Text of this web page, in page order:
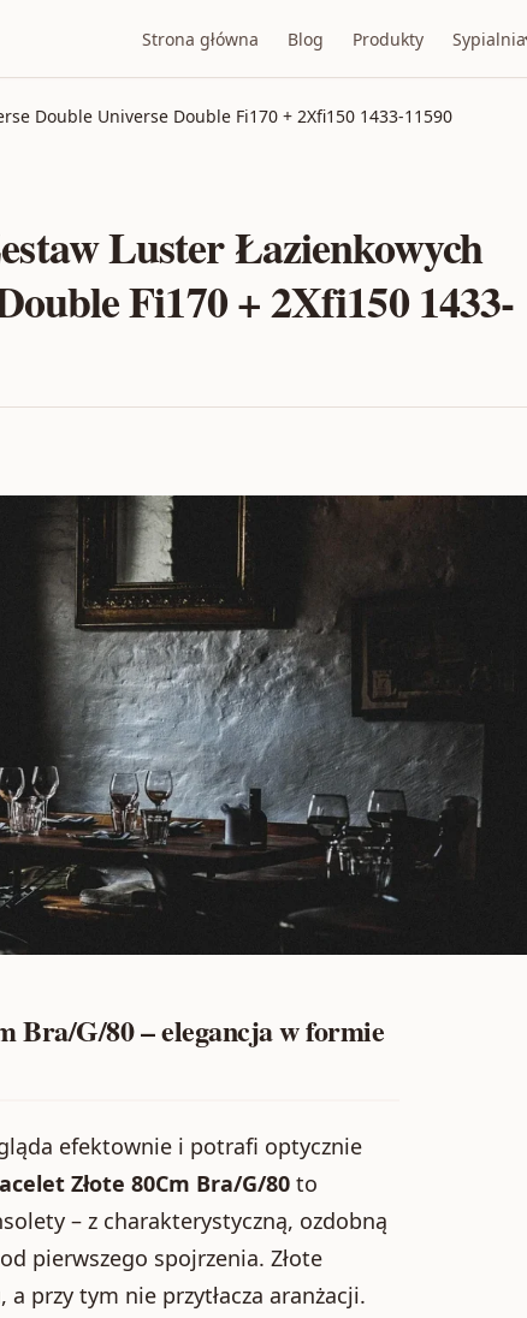
Strona główna Blog Produkty Sypialnia
Double Universe Double Fi170 + 2Xfi150 1433-11590
Luster Łazienkowych
Fi170 + 2Xfi150 1433-
Bra/G/80 – elegancja w formie
efektownie i potrafi optycznie
Złote 80Cm Bra/G/80 to
– z charakterystyczną, ozdobną
pierwszego spojrzenia. Złote
przy tym nie przytłacza aranżacji.